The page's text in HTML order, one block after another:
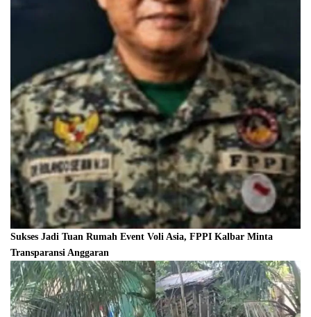
Sukses Jadi Tuan Rumah Event Voli Asia, FPPI Kalbar Minta
Transparansi Anggaran